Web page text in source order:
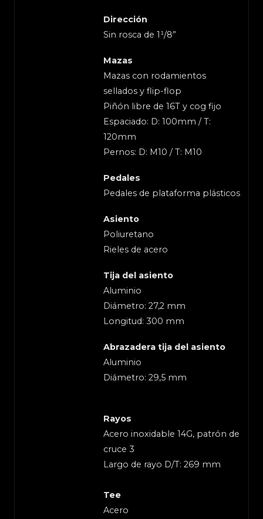
Dirección
Sin rosca de 1¹/8”
Mazas
Mazas con rodamientos
sellados y flip-flop
Piñón libre de 16T y cog fijo
Espaciado: D: 100mm / T:
120mm
Pernos: D: M10 / T: M10
Pedales
Pedales de plataforma plásticos
Asiento
Poliuretano
Rieles de acero
Tija del asiento
Aluminio
Diámetro: 27,2 mm
Longitud: 300 mm
Abrazadera tija del asiento
Aluminio
Diámetro: 29,5 mm
Rayos
Acero inoxidable 14G, patrón de
cruce 3
Largo de rayo D/T: 269 mm
Tee
Acero